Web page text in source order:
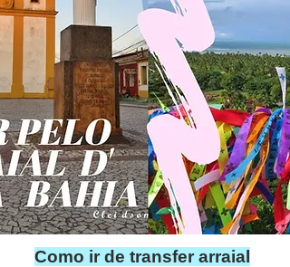
Como ir de transfer arraial